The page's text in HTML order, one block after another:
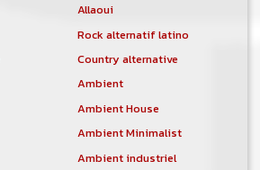
Allaoui
Rock alternatif latino
Country alternative
Ambient
Ambient House
Ambient Minimalist
Ambient industriel